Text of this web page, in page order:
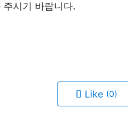
시기 바랍니다.
Like (0)